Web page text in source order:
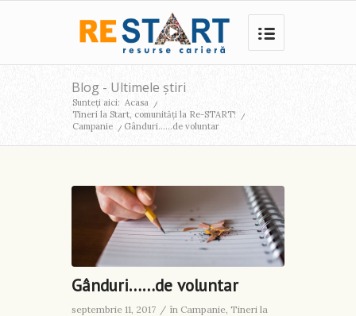
Blog - Ultimele știri
Sunteți aici: Acasa /
Tineri la Start, comunități la Re-START!
/
Campanie / Gânduri……de voluntar
Gânduri……de voluntar
septembrie 11, 2017 / în Campanie Tineri la